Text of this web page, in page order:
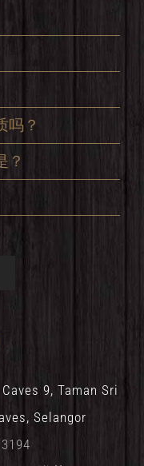
吗？
？
9, Taman Sri
Selangor